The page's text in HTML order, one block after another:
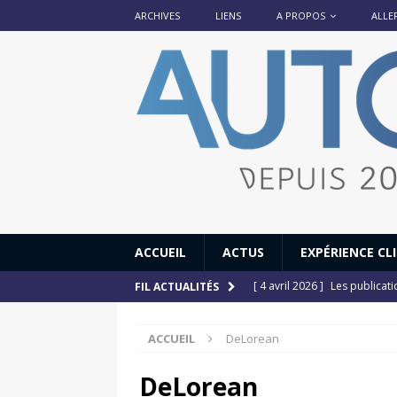
ARCHIVES LIENS A PROPOS
ACCUEIL ACTUS EXPÉRIENCE
FIL ACTUALITÉS [ 4 avril 2026 ] Les
[ 12 juillet 2025 ]
ACCUEIL DeLorean
DeLorean